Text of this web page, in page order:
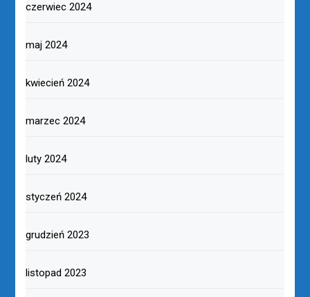
czerwiec 2024
maj 2024
kwiecień 2024
marzec 2024
luty 2024
styczeń 2024
grudzień 2023
listopad 2023